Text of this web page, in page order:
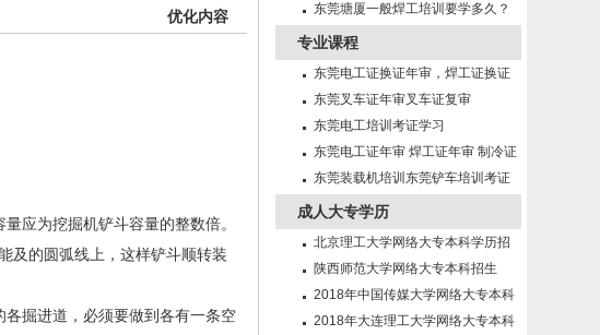
优化内容
应为挖掘机铲斗容量的整数倍。
及的圆弧线上，这样铲斗顺转装
各掘进道，必须要做到各有一条空
东莞塘厦一般焊工培训要学多久？
专业课程
东莞电工证换证年审，焊工证换证
年审
东莞叉车证年审叉车证复审
东莞电工培训考证学习
东莞电工证年审 焊工证年审 制冷证
年审
东莞装载机培训东莞铲车培训考证
成人大专学历
北京理工大学网络大专本科学历招
生简章
陕西师范大学网络大专本科招生
2018年中国传媒大学网络大专本科
招生
2018年大连理工大学网络大专本科